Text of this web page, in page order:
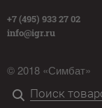
+7 (495) 933 27 02
info@igr.ru
© 2018 «Симбат»